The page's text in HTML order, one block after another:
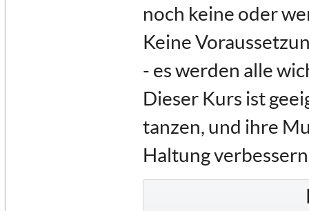
noch keine oder
Keine
- es werden alle
Dieser Kurs ist
tanzen, und ihre
Haltung